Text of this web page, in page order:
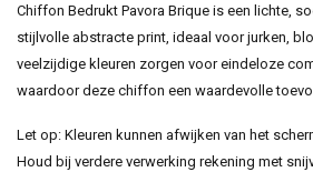
Chiffon Bedrukt Pavora Brique is een lichte,
stijlvolle abstracte print, ideaal voor jurken,
veelzijdige kleuren zorgen voor eindeloze
waardoor deze chiffon een waardevolle
Let op: Kleuren kunnen afwijken van het
Houd bij verdere verwerking rekening met